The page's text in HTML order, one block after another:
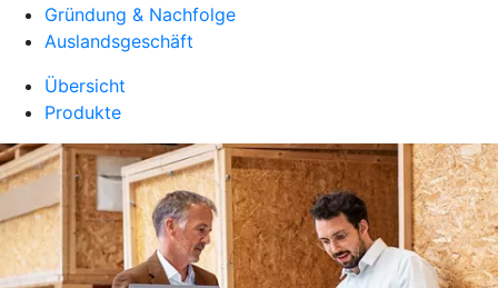
Gründung & Nachfolge
Auslandsgeschäft
Übersicht
Produkte